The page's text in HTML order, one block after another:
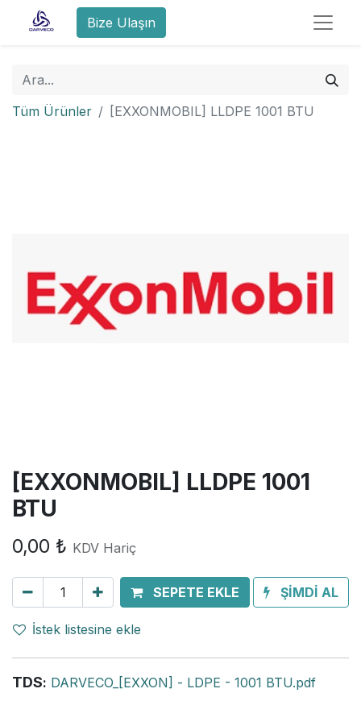
Bize Ulaşın
Tüm Ürünler [EXXONMOBIL] LLDPE 1001 BTU
[EXXONMOBIL] LLDPE 1001
BTU
0,00 ₺ KDV Hariç
SEPETE EKLE ŞİMDİ AL
İstek listesine ekle
TDS: DARVECO_[EXXON] - LDPE - 1001 BTU.pdf